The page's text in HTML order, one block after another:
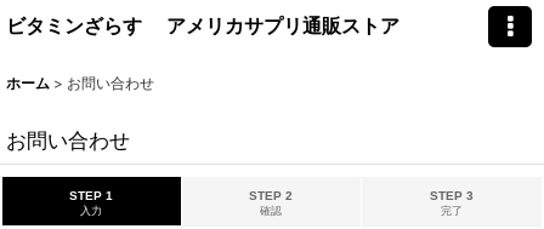
ビタミンざらす アメリカサプリ通販ストア
ホーム > お問い合わせ
お問い合わせ
STEP 1
入力
STEP 2
確認
STEP 3
完了